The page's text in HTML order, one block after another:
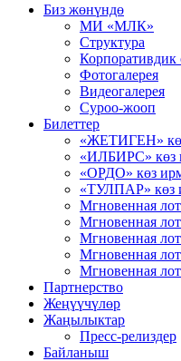
Биз жөнүндө
МИ «МЛК»
Структура
Корпоративдик
Фотогалерея
Видеогалерея
Суроо-жооп
Билеттер
«ЖЕТИГЕН»
«ИЛБИРС» көз
«ОРДО» көз
«ТУЛПАР» көз
Мгновенная
Мгновенная
Мгновенная
Мгновенная
Мгновенная
Партнерство
Жеңүүчүлөр
Жаңылыктар
Пресс-релиздер
Байланыш